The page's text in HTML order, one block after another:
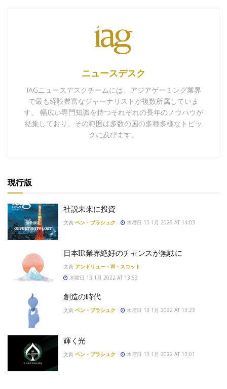
ニュースデスク
IAGニュースデスクチームには、アジアゲーミング業界
で最も経験豊富なジャーナリストが複数所属していま
す。 幅広い専門知識を持つそれぞれの長年のノウハウが
結集しており、その範囲は多数の国の多種多様なトピッ
クに及びます。
現行版
社説未来に投資
文責 ベン・ブラシュク 木曜日 13 1月 2022 AT 14:03
日本IR業界絶好のチャンスが無駄に
文責 アンドリュー・W・スコット
木曜日 13 1月 2022 AT 13:53
創造の時代
文責 ベン・ブラシュク 木曜日 13 1月 2022 AT 13:23
輝く光
文責 ベン・ブラシュク 木曜日 13 1月 2022 AT 13:01